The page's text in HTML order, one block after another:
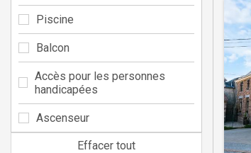
Piscine
Balcon
Accès pour les personnes
handicapées
Ascenseur
Effacer tout